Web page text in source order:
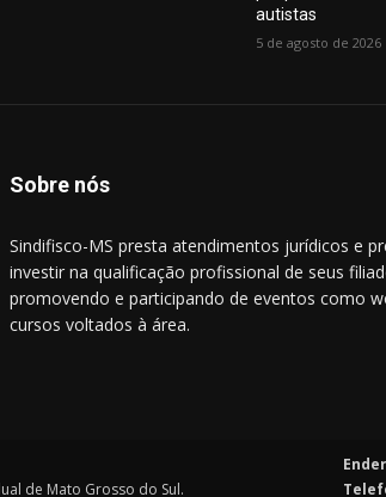
autistas
5 de agosto de 2026
Sobre nós
Sindifisco-MS presta atendimentos jurídicos e
investir na qualificação profissional de seus
promovendo e participando de eventos como
cursos voltados à área.
de Mato Grosso do Sul.